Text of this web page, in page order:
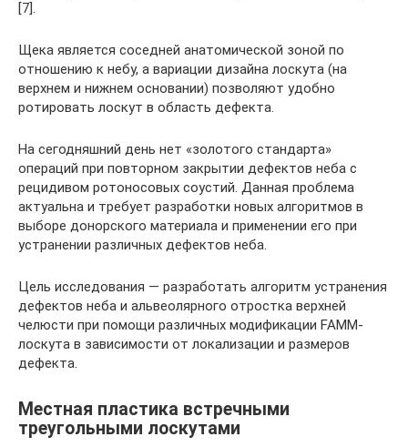
[7].
Щека является соседней анатомической зоной по
отношению к небу, а вариации дизайна лоскута (на
верхнем и нижнем основании) позволяют удобно
ротировать лоскут в область дефекта.
На сегодняшний день нет «золотого стандарта»
операций при повторном закрытии дефектов неба с
рецидивом ротоносовых соустий. Данная проблема
актуальна и требует разработки новых алгоритмов в
выборе донорского материала и применении его при
устранении различных дефектов неба.
Цель исследования — разработать алгоритм устранения
дефектов неба и альвеолярного отростка верхней
челюсти при помощи различных модификации FAMM-
лоскута в зависимости от локализации и размеров
дефекта.
Местная пластика встречными
треугольными лоскутами